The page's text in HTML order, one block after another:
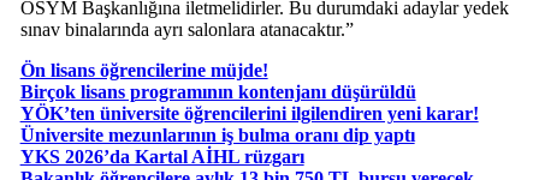
ÖSYM Başkanlığına iletmelidirler. Bu durumdaki adaylar yedek
sınav binalarında ayrı salonlara atanacaktır.”
Ön lisans öğrencilerine müjde!
Birçok lisans programının kontenjanı düşürüldü
YÖK’ten üniversite öğrencilerini ilgilendiren yeni karar!
Üniversite mezunlarının iş bulma oranı dip yaptı
YKS 2026’da Kartal AİHL rüzgarı